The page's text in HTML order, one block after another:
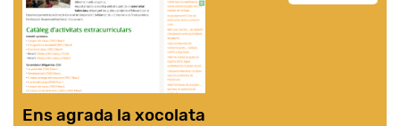
Ens agrada la xocolata